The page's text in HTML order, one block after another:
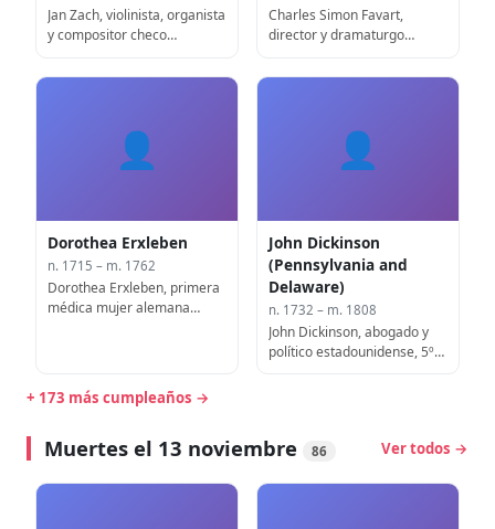
Jan Zach, violinista, organista
y compositor checo
Charles Simon Favart,
director y dramaturgo
👤
Dorothea Erxleben
n. 1715 – m. 1762
Dorothea Erxleben, primera
médica mujer alemana
👤
John Dickinson
(Pennsylvania and
Delaware)
n. 1732 – m. 1808
John Dickinson, abogado y
político estadounidense, 5º
+ 173 más cumpleaños →
Muertes el 13 noviembre 86 Ver todos →